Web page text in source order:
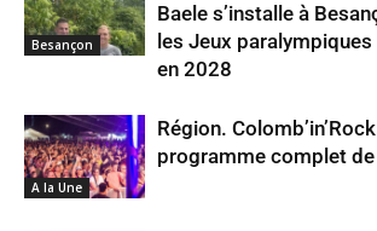
Besançon
Baele s’installe à
les Jeux
en 2028
A la Une
Région.
programme complet